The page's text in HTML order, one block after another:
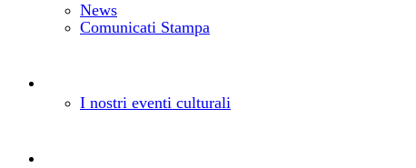
News
Comunicati Stampa
I nostri eventi culturali